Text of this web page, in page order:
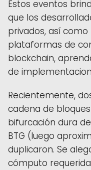
Estos eventos
que los
privados, así
plataformas de
blockchain,
de
Recientemente,
cadena de
bifurcación dura
BTG (luego
duplicaron. Se
cómputo